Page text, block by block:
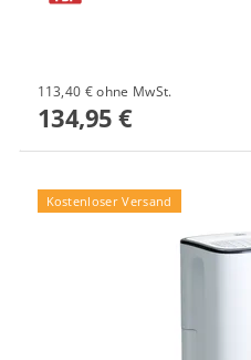
113,40 € ohne MwSt.
134,95 €
Kostenloser Versand